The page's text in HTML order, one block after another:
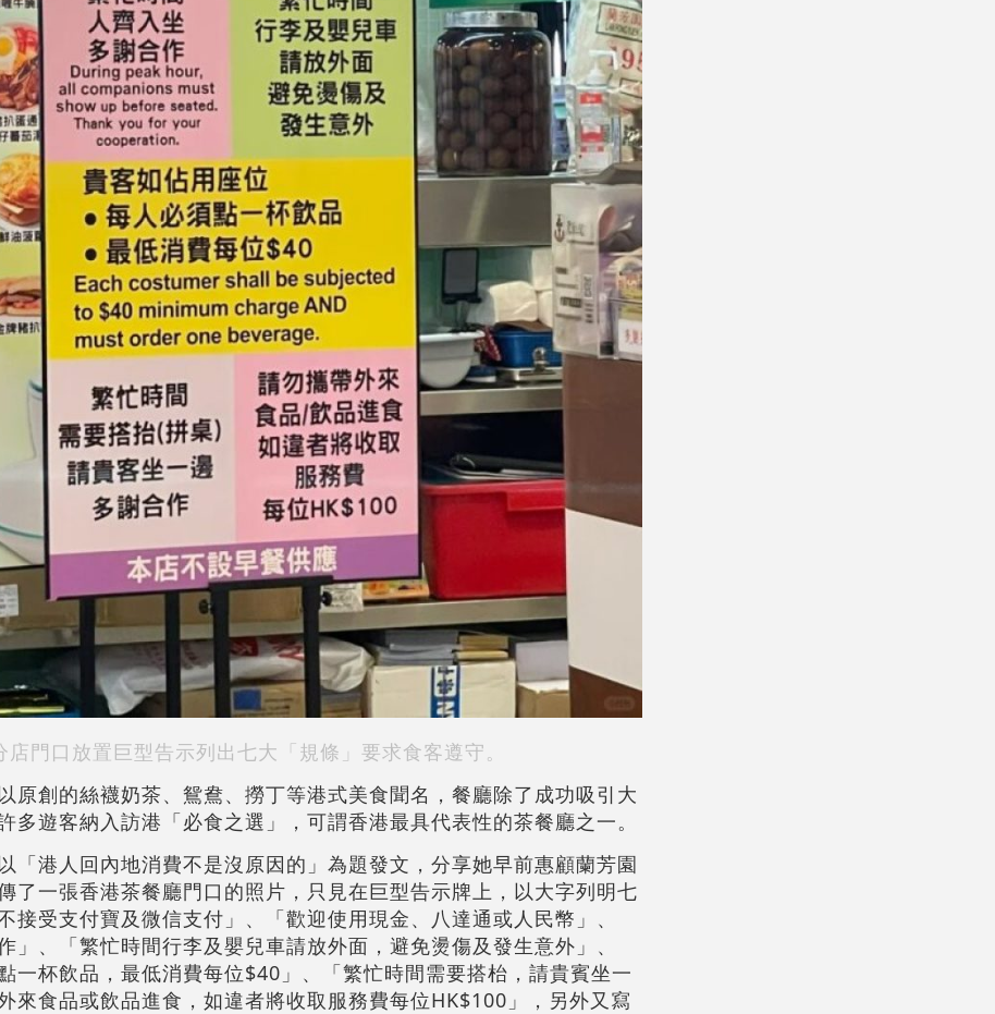
門口放置巨型告示列出七大「規條」要求食客遵守。
原創的絲襪奶茶、鴛鴦、撈丁等港式美食聞名，餐廳除了成功吸引大
多遊客納入訪港「必食之選」，可謂香港最具代表性的茶餐廳之一。
「港人回內地消費不是沒原因的」為題發文，分享她早前惠顧蘭芳園
了一張香港茶餐廳門口的照片，只見在巨型告示牌上，以大字列明七
接受支付寶及微信支付」、「歡迎使用現金、八達通或人民幣」、
」、「繁忙時間行李及嬰兒車請放外面，避免燙傷及發生意外」、
一杯飲品，最低消費每位$40」、「繁忙時間需要搭枱，請貴賓坐一
來食品或飲品進食，如違者將收取服務費每位HK$100」，另外又寫